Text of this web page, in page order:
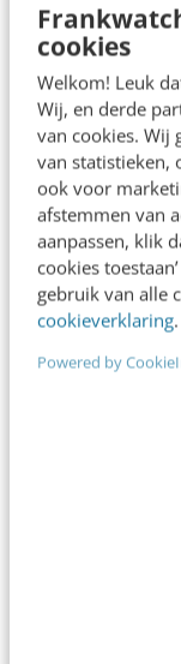
cookies
Welkom! Leuk
Wij, en derde
van cookies. Wij
van statistieken,
ook voor
afstemmen van
aanpassen, klik
cookies
gebruik van alle
cookieverklaring.
Powered by
AI & TECH
Take away
integreert
Gisteren
Corporate
eerste keynote
Thijs Sprangers·